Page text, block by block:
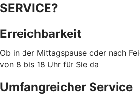
SERVICE?
Erreichbarkeit
Ob in der Mittagspause oder nach
von 8 bis 18 Uhr für Sie da
Umfangreicher Service